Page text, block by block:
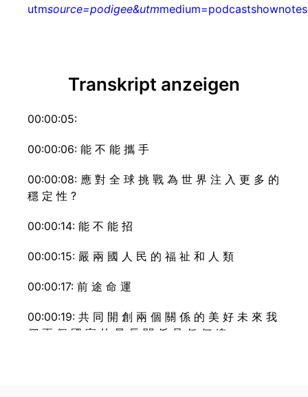
utmsource=podigee&utm
Transkript anzeigen
00:00:05:
00:00:06: 能 不 能 攜 手
00:00:08: 應 對 全 球 挑 戰 為 世 界 注 入 更 多 的
穩 定 性 ?
00:00:14: 能 不 能 招
00:00:15: 嚴 兩 國 人 民 的 福 祉 和 人 類
00:00:17: 前 途 命 運
00:00:19: 共 同 開 創 兩 個 關 係 的 美 好 未 來 我
們 兩 個 國 家 的 最 長 關 係 是 任 何 總